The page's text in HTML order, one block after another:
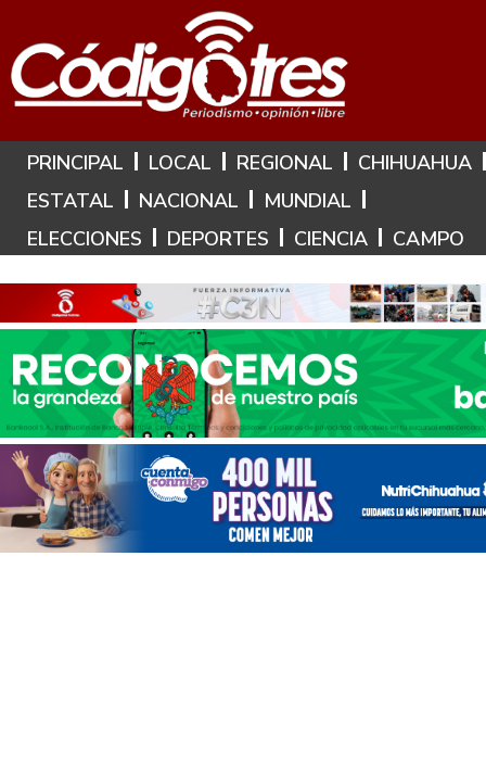
Hoy es: 8 de Agosto de 2026
PRINCIPAL LOCAL REGIONAL
CHIHUAHUA
ESTATAL
NACIONAL
MUNDIAL
ELECCIONES
DEPORTES CIENCIA CAMPO